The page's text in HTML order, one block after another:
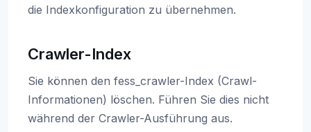
die Indexkonfiguration zu übernehmen.
Crawler-Index
Sie können den fess_crawler-Index (Crawl-
Informationen) löschen. Führen Sie dies nicht
während der Crawler-Ausführung aus.